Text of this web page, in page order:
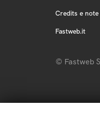
Credits e note
Fastweb.it
© Fastweb